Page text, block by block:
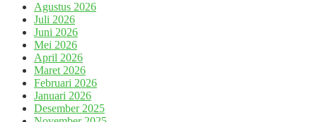
Agustus 2026
Juli 2026
Juni 2026
Mei 2026
April 2026
Maret 2026
Februari 2026
Januari 2026
Desember 2025